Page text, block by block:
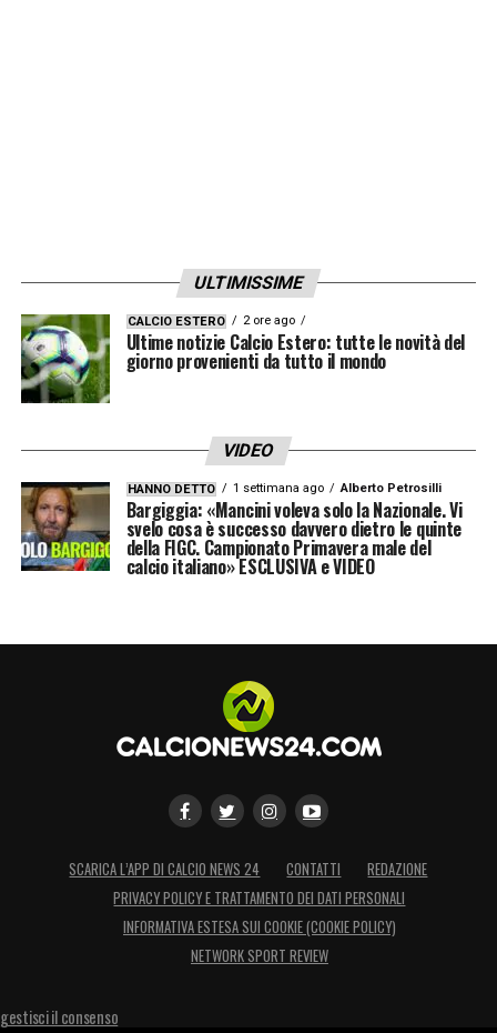
ULTIMISSIME
CALCIO ESTERO 2 ore ago
Ultime notizie Calcio Estero: tutte le novità del
giorno provenienti da tutto il mondo
VIDEO
HANNO DETTO 1 settimana ago Alberto Petrosilli
Bargiggia: «Mancini voleva solo la Nazionale. Vi
svelo cosa è successo davvero dietro le quinte
della FIGC. Campionato Primavera male del
calcio italiano» ESCLUSIVA e VIDEO
SCARICA L’APP DI CALCIO NEWS 24 CONTATTI
REDAZIONE
PRIVACY POLICY E TRATTAMENTO DEI DATI PERSONALI
INFORMATIVA ESTESA SUI COOKIE (COOKIE POLICY)
NETWORK SPORT REVIEW
gestisci il consenso